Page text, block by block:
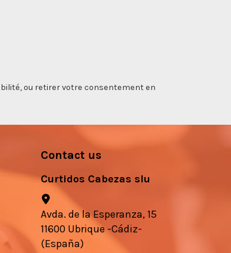
ou retirer votre consentement en
Contact us
Curtidos Cabezas slu
Avda. de la Esperanza, 15
11600 Ubrique -Cádiz-
(España)